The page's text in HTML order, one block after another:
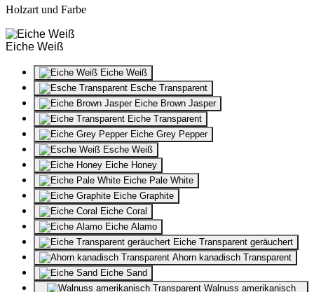
Holzart und Farbe
Eiche Weiß
Eiche Weiß
Esche Transparent
Eiche Brown Jasper
Eiche Transparent
Eiche Grey Pepper
Esche Weiß
Eiche Honey
Eiche Pale White
Eiche Graphite
Eiche Coral
Eiche Alamo
Eiche Transparent geräuchert
Ahorn kanadisch Transparent
Eiche Sand
Walnuss amerikanisch